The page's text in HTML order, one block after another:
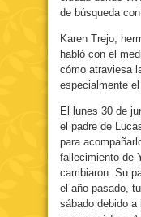
de búsqueda
Karen Trejo,
habló con el
cómo atraviesa
especialmente
El lunes 30 de
el padre de
para
fallecimiento de
cambiaron. Su
el año pasado,
sábado debido